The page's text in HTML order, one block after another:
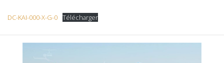
DC-KAI-000-X-G-0 Télécharger